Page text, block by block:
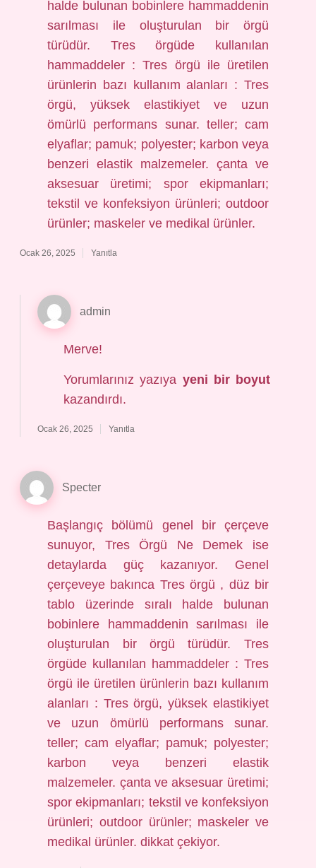
halde bulunan bobinlere hammaddenin
sarılması ile oluşturulan bir örgü
türüdür. Tres örgüde kullanılan
hammaddeler : Tres örgü ile üretilen
ürünlerin bazı kullanım alanları : Tres
örgü, yüksek elastikiyet ve uzun
ömürlü performans sunar. teller; cam
elyaflar; pamuk; polyester; karbon veya
benzeri elastik malzemeler. çanta ve
aksesuar üretimi; spor ekipmanları;
tekstil ve konfeksiyon ürünleri; outdoor
ürünler; maskeler ve medikal ürünler.
Ocak 26, 2025 Yanıtla
admin
Merve!
Yorumlarınız yazıya yeni bir boyut
kazandırdı.
Ocak 26, 2025 Yanıtla
Specter
Başlangıç bölümü genel bir çerçeve
sunuyor, Tres Örgü Ne Demek ise
detaylarda güç kazanıyor. Genel
çerçeveye bakınca Tres örgü , düz bir
tablo üzerinde sıralı halde bulunan
bobinlere hammaddenin sarılması ile
oluşturulan bir örgü türüdür. Tres
örgüde kullanılan hammaddeler : Tres
örgü ile üretilen ürünlerin bazı kullanım
alanları : Tres örgü, yüksek elastikiyet
ve uzun ömürlü performans sunar.
teller; cam elyaflar; pamuk; polyester;
karbon veya benzeri elastik
malzemeler. çanta ve aksesuar üretimi;
spor ekipmanları; tekstil ve konfeksiyon
ürünleri; outdoor ürünler; maskeler ve
medikal ürünler. dikkat çekiyor.